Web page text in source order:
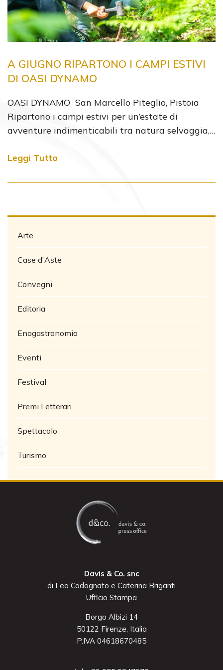
A GIUGNO RIPARTONO I CAMPI ESTIVI
DI OASI DYNAMO
OASI DYNAMO San Marcello Piteglio, Pistoia
Ripartono i campi estivi per un’estate di
avventure indimenticabili tra natura selvaggia,…
Leggi Tutto
Arte
Case d'Aste
Convegni
Editoria
Enogastronomia
Eventi
Festival
Premi Letterari
Spettacolo
Turismo
Davis & Co. snc
di Lea Codognato e Caterina Briganti
Ufficio Stampa
Borgo Albizi 14
50122 Firenze, Italia
P.IVA 04618670485